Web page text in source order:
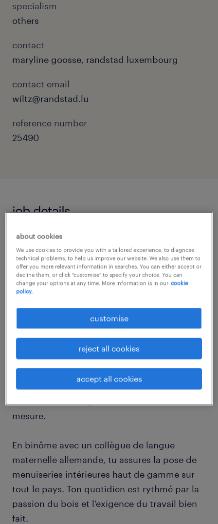
specialism
others
contact
maryline goosse, randstad luxembourg
contact email
wiltz@randstad.lu
reference number
25490
job details
Tu cherches à intégrer une menuiserie de
renom à Hosingen ?
Deviens notre nouveau menuisier monteur et
Description du poste
Tu rejoins une entreprise familiale historique
du nord du Luxembourg, reconnue pour son
mesure.
En binôme avec un collègue de langue
maternelle allemande, tu assures la pose de
menuiseries intérieures haut de gamme sur
tout le pays. Ton quotidien est rythmé par la
passion du bois et l'exigence du travail bien
fait.
about cookies
We use cookies to provide you with a tailored experience, to diagnose
technical problems, to help us improve our website. We also use them to
offer you more relevant information in searches. You can either accept or
decline them, or click "customise" to specify your choice. You can
change your options at any time. More information is in our cookie
policy.
customise
reject all cookies
accept all cookies